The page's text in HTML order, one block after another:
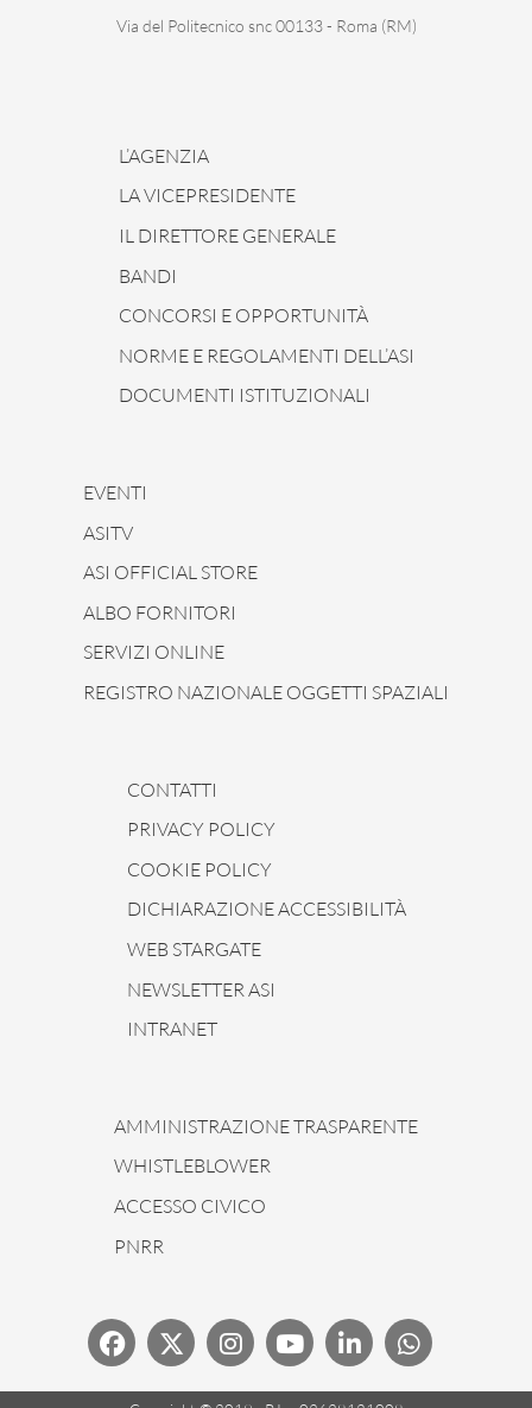
Via del Politecnico snc 00133 - Roma (RM)
L’AGENZIA
LA VICEPRESIDENTE
IL DIRETTORE GENERALE
BANDI
CONCORSI E OPPORTUNITÀ
NORME E REGOLAMENTI DELL’ASI
DOCUMENTI ISTITUZIONALI
EVENTI
ASITV
ASI OFFICIAL STORE
ALBO FORNITORI
SERVIZI ONLINE
REGISTRO NAZIONALE OGGETTI SPAZIALI
CONTATTI
PRIVACY POLICY
COOKIE POLICY
DICHIARAZIONE ACCESSIBILITÀ
WEB STARGATE
NEWSLETTER ASI
INTRANET
AMMINISTRAZIONE TRASPARENTE
WHISTLEBLOWER
ACCESSO CIVICO
PNRR